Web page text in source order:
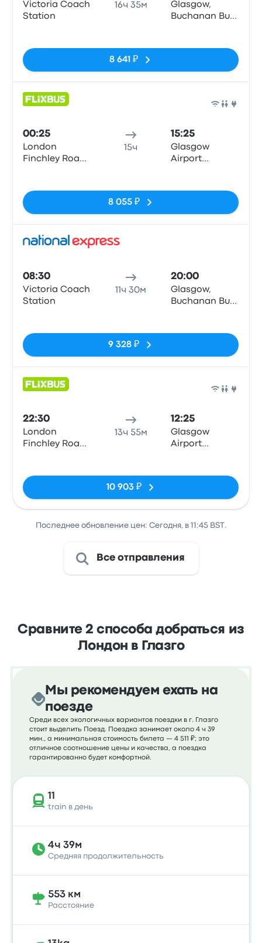
Victoria Coach
Station
16ч 35м
Glasgow,
Buchanan Bus
8 641 ₽
00:25
London
Finchley Road
15ч
15:25
Glasgow
Airport
8 055 ₽
08:30
Victoria Coach
Station
11ч 30м
20:00
Glasgow,
Buchanan Bus
9 328 ₽
22:30
London
Finchley Road
13ч 55м
12:25
Glasgow
Airport
10 903 ₽
Последнее обновление цен: Сегодня, в 11:45 BST.
Все отправления
Сравните 2 способа добраться из
Лондон в Глазго
Мы рекомендуем ехать на
поезде
Среди всех экологичных вариантов поездки в г. Глазго
стоит выделить Поезд. Поездка занимает около 4 ч 39
мин., а минимальная стоимость билета — 4 511 ₽; это
отличное соотношение цены и качества, а поездка
гарантированно будет комфортной.
11
train в день
4ч 39м
Средняя продолжительность
553 км
Расстояние